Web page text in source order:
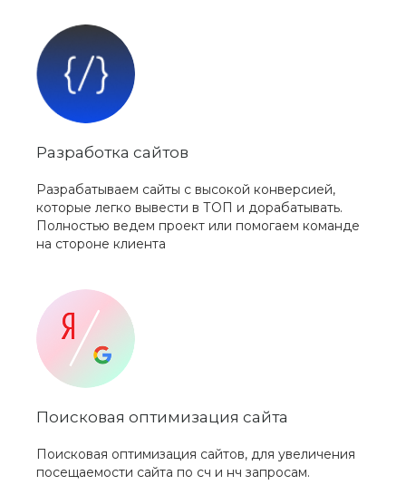
Разработка сайтов
Разрабатываем сайты с высокой конверсией,
которые легко вывести в ТОП и дорабатывать.
Полностью ведем проект или помогаем команде
на стороне клиента
Поисковая оптимизация сайта
Поисковая оптимизация сайтов, для увеличения
посещаемости сайта по сч и нч запросам.